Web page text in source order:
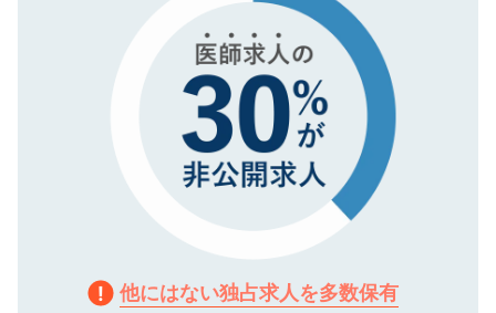
他にはない独占求人を多数保有